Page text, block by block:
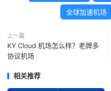
全球加速机场
上一篇
KY Cloud 机场怎么样？老牌多
协议机场
相关推荐